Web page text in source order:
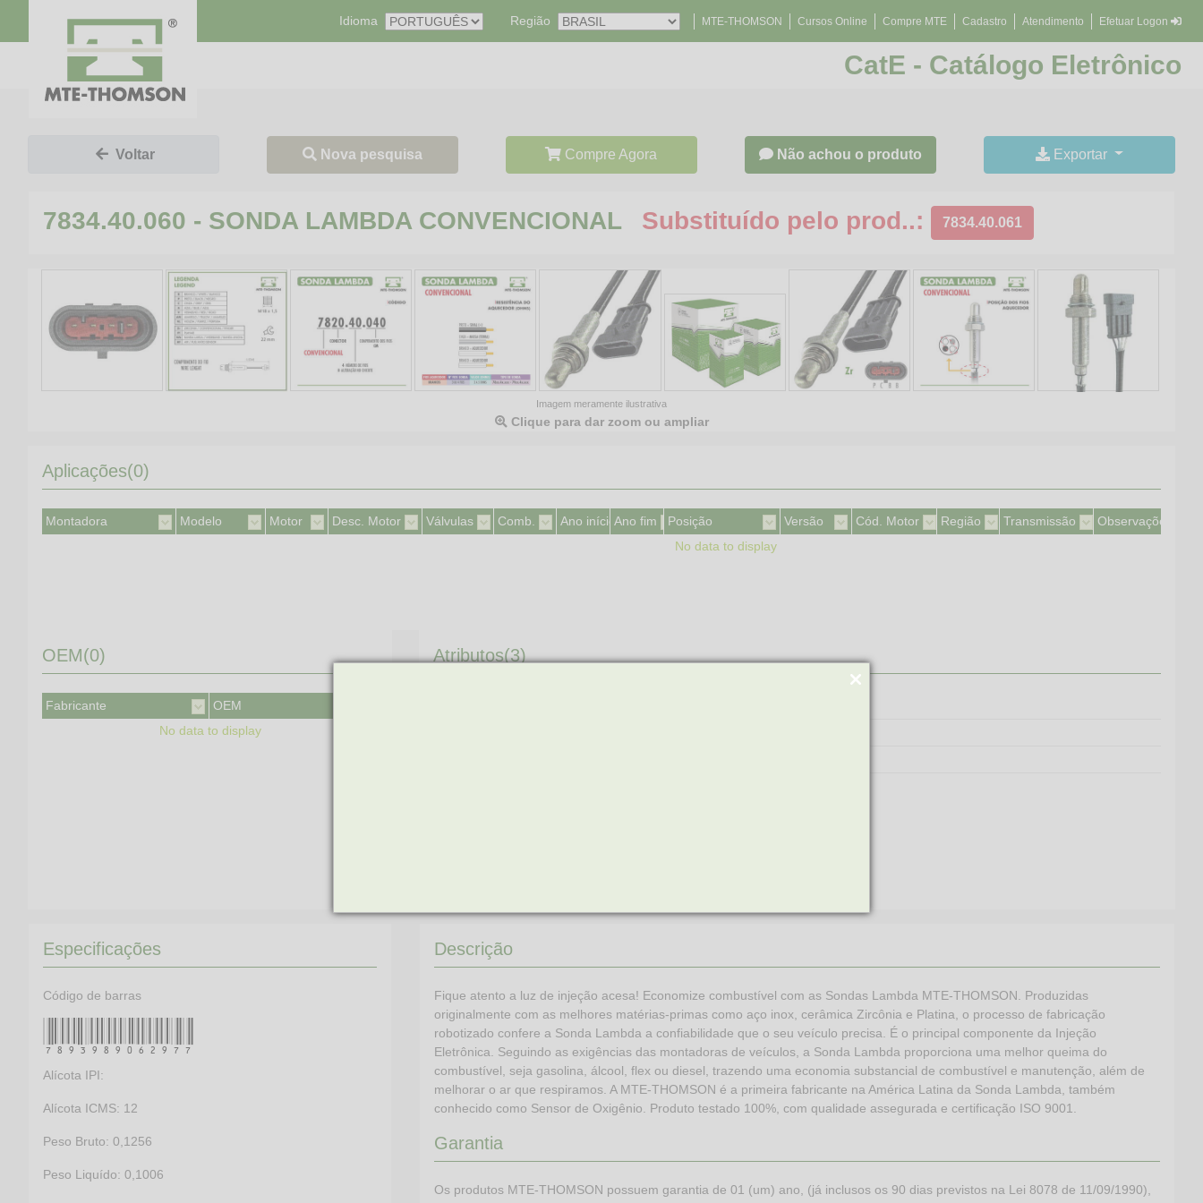
Idioma Região MTE-THOMSON Cursos Online Compre MTE Cadastro Atendimento Efetuar Logon
CatE - Catálogo Eletrônico
Voltar Nova pesquisa Compre Agora Não achou o produto Exportar
7834.40.060 - SONDA LAMBDA CONVENCIONAL Substituído pelo prod..: 7834.40.061
Imagem meramente ilustrativa
Clique para dar zoom ou ampliar
Aplicações(0)
Montadora Modelo Motor Desc. Motor Válvulas Comb. Ano inícioAno fim Posição Versão Cód. Motor Região Transmissão
Observações
No data to display
OEM(0)
Fabricante
OEM
No data to display
Atributos(3)
Especificações
Código de barras
7893989062977
Alícota IPI:
Alícota ICMS: 12
Peso Bruto: 0,1256
Peso Liquído: 0,1006
Descrição
Fique atento a luz de injeção acesa! Economize combustível com as Sondas Lambda MTE-THOMSON. Produzidas
originalmente com as melhores matérias-primas como aço inox, cerâmica Zircônia e Platina, o processo de fabricação
robotizado confere a Sonda Lambda a confiabilidade que o seu veículo precisa. É o principal componente da Injeção
Eletrônica. Seguindo as exigências das montadoras de veículos, a Sonda Lambda proporciona uma melhor queima do
combustível, seja gasolina, álcool, flex ou diesel, trazendo uma economia substancial de combustível e manutenção, além de
melhorar o ar que respiramos. A MTE-THOMSON é a primeira fabricante na América Latina da Sonda Lambda, também
conhecido como Sensor de Oxigênio. Produto testado 100%, com qualidade assegurada e certificação ISO 9001.
Garantia
Os produtos MTE-THOMSON possuem garantia de 01 (um) ano, (já inclusos os 90 dias previstos na Lei 8078 de 11/09/1990),